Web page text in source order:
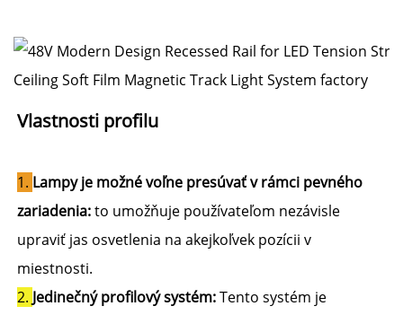
Vlastnosti profilu
1. Lampy je možné voľne presúvať v rámci pevného
zariadenia: to umožňuje používateľom nezávisle
upraviť jas osvetlenia na akejkoľvek pozícii v
miestnosti.
2. Jedinečný profilový systém: Tento systém je